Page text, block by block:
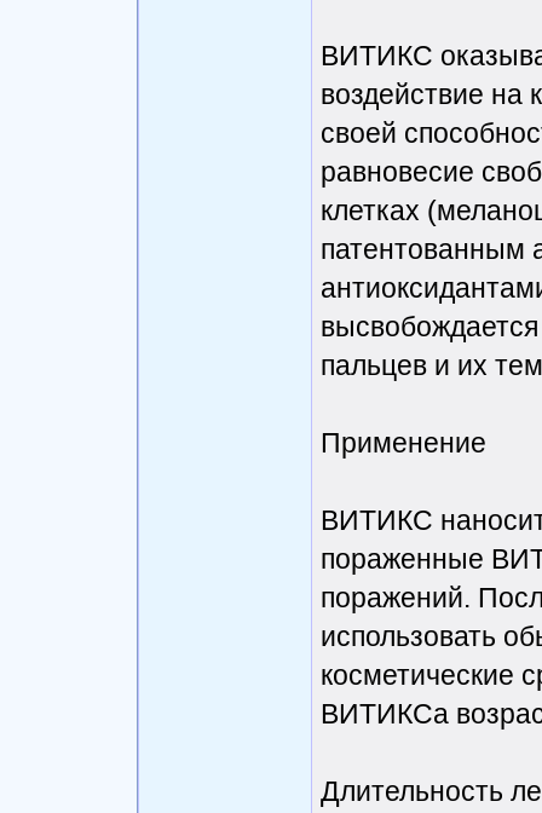
ВИТИКС
воздействие на
своей
равновесие
клетках
патентованным
пальцев и их
Применение
ВИТИКС
пораженные
поражений.
использовать
косметические
ВИТИКСа
Длительность